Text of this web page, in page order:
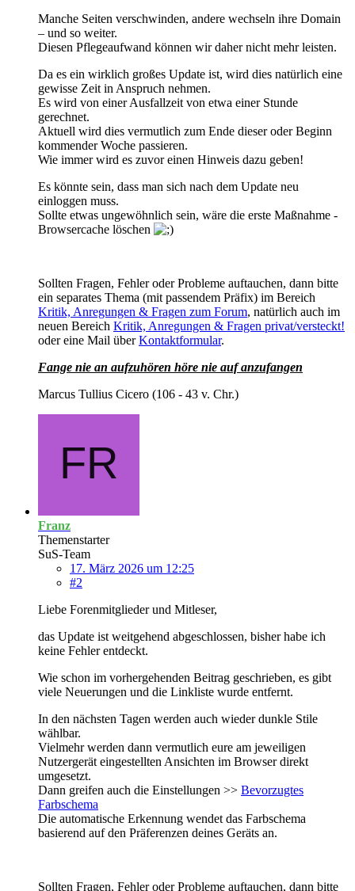
Manche Seiten verschwinden, andere wechseln ihre Domain
– und so weiter.
Diesen Pflegeaufwand können wir daher nicht mehr leisten.
Da es ein wirklich großes Update ist, wird dies natürlich eine
gewisse Zeit in Anspruch nehmen.
Es wird von einer Ausfallzeit von etwa einer Stunde
gerechnet.
Aktuell wird dies vermutlich zum Ende dieser oder Beginn
kommender Woche passieren.
Wie immer wird es zuvor einen Hinweis dazu geben!
Es könnte sein, dass man sich nach dem Update neu
einloggen muss.
Sollte etwas ungewöhnlich sein, wäre die erste Maßnahme -
Browsercache löschen
Sollten Fragen, Fehler oder Probleme auftauchen, dann bitte
ein separates Thema (mit passendem Präfix) im Bereich
Kritik, Anregungen & Fragen zum Forum, natürlich auch im
neuen Bereich Kritik, Anregungen & Fragen privat/versteckt!
oder eine Mail überKontaktformular.
Fange nie an aufzuhören höre nie auf anzufangen
Marcus Tullius Cicero (106 - 43 v. Chr.)
Franz
Themenstarter
SuS-Team
17. März 2026 um 12:25
#2
Liebe Forenmitglieder und Mitleser,
das Update ist weitgehend abgeschlossen, bisher habe ich
keine Fehler entdeckt.
Wie schon im vorhergehenden Beitrag geschrieben, es gibt
viele Neuerungen und die Linkliste wurde entfernt.
In den nächsten Tagen werden auch wieder dunkle Stile
wählbar.
Vielmehr werden dann vermutlich eure am jeweiligen
Nutzergerät eingestellten Ansichten im Browser direkt
umgesetzt.
Dann greifen auch die Einstellungen >> Bevorzugtes
Farbschema
Die automatische Erkennung wendet das Farbschema
basierend auf den Präferenzen deines Geräts an.
Sollten Fragen, Fehler oder Probleme auftauchen, dann bitte